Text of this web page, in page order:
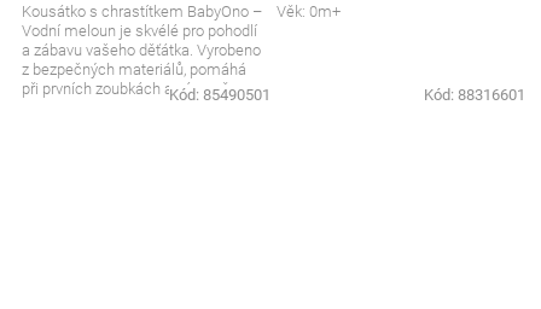
Kousátko s chrastítkem BabyOno –
Vodní meloun je skvélé pro pohodlí
a zábavu vašeho děťátka. Vyrobeno
z bezpečných materiálů, pomáhá
při prvních zoubkách a zároveň
Kód: 85490501
Věk: 0m+
Kód: 88316601